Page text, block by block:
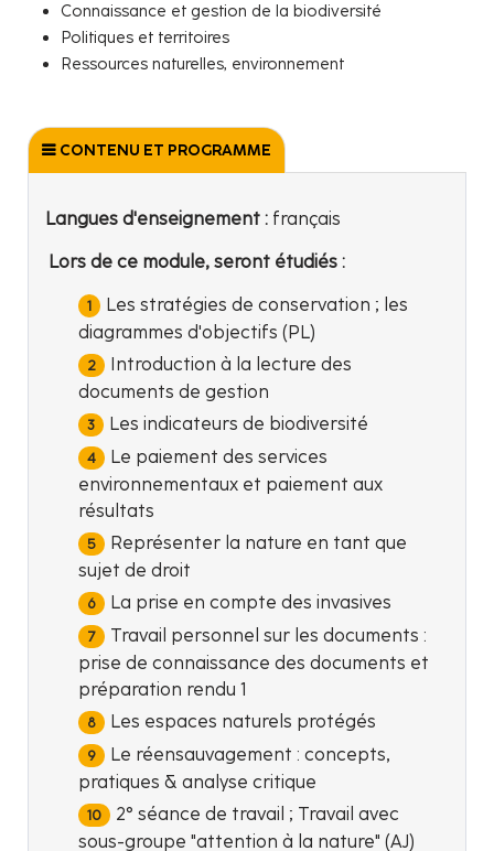
Connaissance et gestion de la biodiversité
Politiques et territoires
Ressources naturelles, environnement
CONTENU ET PROGRAMME
Langues d'enseignement : français
Lors de ce module, seront étudiés :
Les stratégies de conservation ; les
diagrammes d'objectifs (PL)
Introduction à la lecture des
documents de gestion
Les indicateurs de biodiversité
Le paiement des services
environnementaux et paiement aux
résultats
Représenter la nature en tant que
sujet de droit
La prise en compte des invasives
Travail personnel sur les documents :
prise de connaissance des documents et
préparation rendu 1
Les espaces naturels protégés
Le réensauvagement : concepts,
pratiques & analyse critique
2° séance de travail ; Travail avec
sous-groupe "attention à la nature" (AJ)